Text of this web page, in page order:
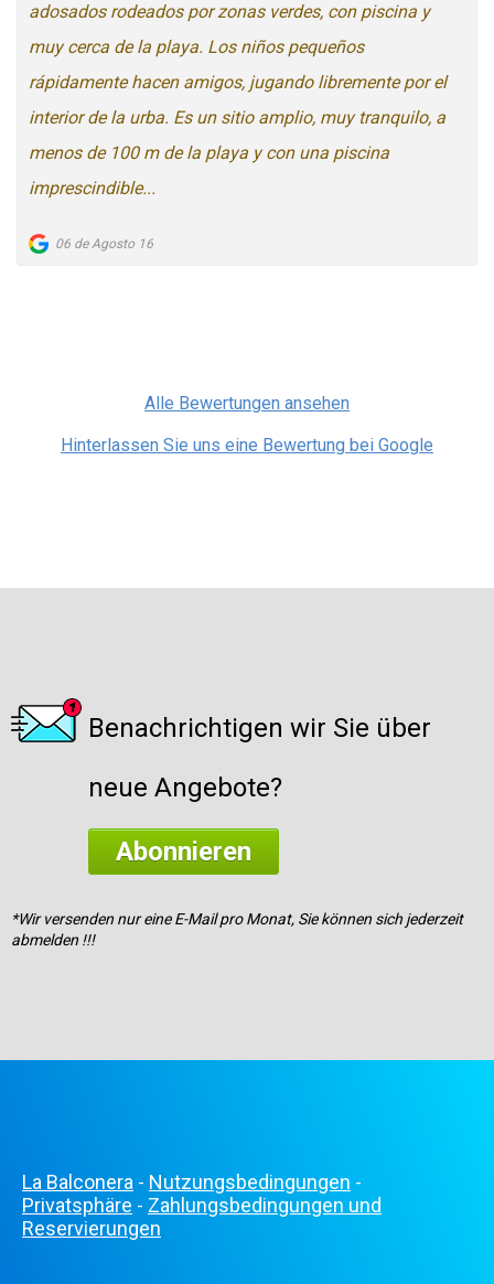
adosados rodeados por zonas verdes, con piscina y
muy cerca de la playa. Los niños pequeños
rápidamente hacen amigos, jugando libremente por el
interior de la urba. Es un sitio amplio, muy tranquilo, a
menos de 100 m de la playa y con una piscina
imprescindible...
06 de Agosto 16
Alle Bewertungen ansehen
Hinterlassen Sie uns eine Bewertung bei Google
Benachrichtigen wir Sie über
neue Angebote?
Abonnieren
*Wir versenden nur eine E-Mail pro Monat, Sie können sich jederzeit
abmelden !!!
La Balconera - Nutzungsbedingungen -
Privatsphäre - Zahlungsbedingungen und
Reservierungen